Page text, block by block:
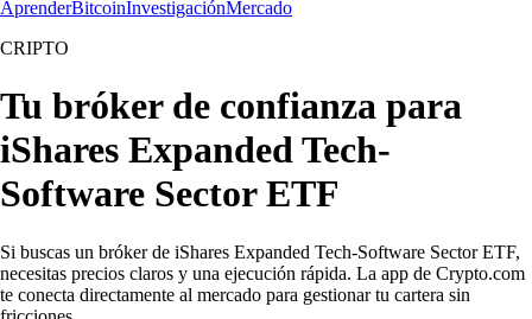
AprenderBitcoinInvestigaciónMercado
CRIPTO
Tu bróker de confianza para
iShares Expanded Tech-
Software Sector ETF
Si buscas un bróker de iShares Expanded Tech-Software Sector ETF,
necesitas precios claros y una ejecución rápida. La app de Crypto.com
te conecta directamente al mercado para gestionar tu cartera sin